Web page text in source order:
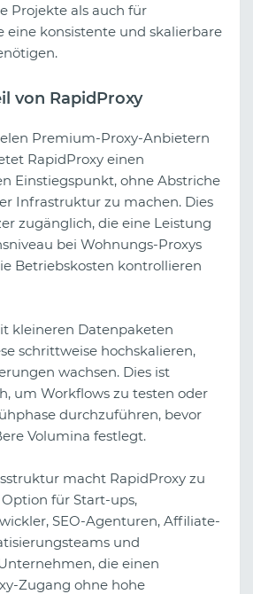
Projekte als auch für
eine konsistente und skalierbare
von RapidProxy
Premium-Proxy-Anbietern
RapidProxy einen
Einstiegspunkt, ohne Abstriche
Infrastruktur zu machen. Dies
zugänglich, die eine Leistung
bei Wohnungs-Proxys
Betriebskosten kontrollieren
kleineren Datenpaketen
schrittweise hochskalieren,
wachsen. Dies ist
um Workflows zu testen oder
durchzuführen, bevor
Volumina festlegt.
macht RapidProxy zu
für Start-ups,
SEO-Agenturen, Affiliate-
und
die einen
Zugang ohne hohe